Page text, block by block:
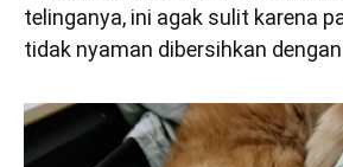
telinganya, ini agak sulit karena
tidak nyaman dibersihkan